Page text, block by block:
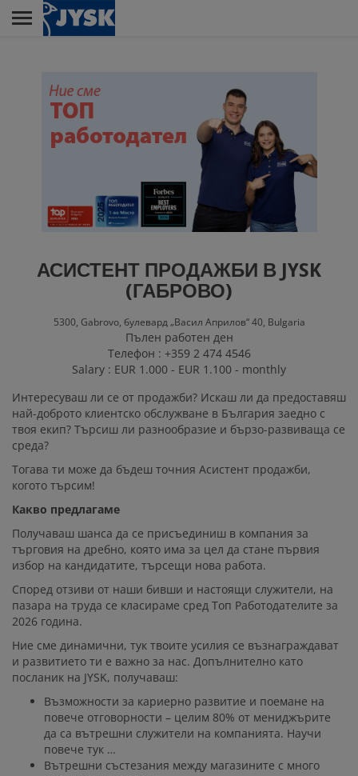
Skip
МАГАЗИНИ
ЦЕНТЪР ЗА
КЛИЕНТИ
ДИСТРИБУЦИОНЕН
ЦЕНТЪР
JYSK КАТО
РАБОТОДАТЕЛ
АСИСТЕНТ ПРОДАЖБИ В JYSK
(ГАБРОВО)
5300, Gabrovo, булевард „Васил Априлов“ 40, Bulgaria
Пълен работен ден
Телефон : +359 2 474 4546
Salary : EUR 1.000 - EUR 1.100 - monthly
Интересуваш ли се от продажби? Искаш ли да предоставяш
най-доброто клиентско обслужване в България заедно с
твоя екип? Търсиш ли разнообразие и бързо-развиваща се
среда?
Тогава ти може да бъдеш точния Асистент продажби,
когото търсим!
Какво предлагаме
Получаваш шанса да се присъединиш в компания за
търговия на дребно, която има за цел да стане първия
избор на кандидатите, търсещи нова работа.
Според отзиви от наши бивши и настоящи служители, на
пазара на труда се класираме сред Топ Работодателите за
2026 година.
Ние сме динамични, тук твоите усилия се възнаграждават
и развитието ти е важно за нас. Допълнително като
посланик на JYSK, получаваш:
Възможности за кариерно развитие и поемане на
повече отговорности – целим 80% от мениджърите
да са вътрешни служители на компанията. Научи
повече тук …
Вътрешни състезания между магазините с много